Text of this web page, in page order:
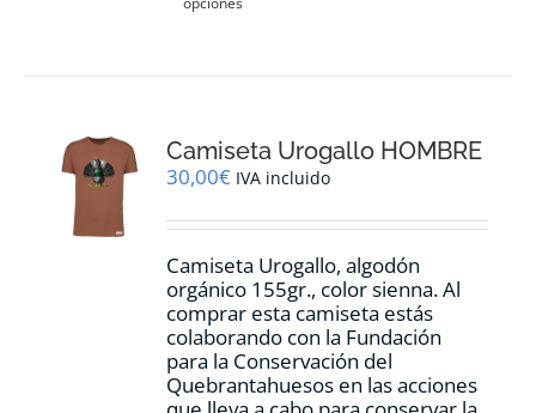
se
pueden
en
página
de
producto
Camiseta Urogallo HOMBRE
30,00€ IVA incluido
Camiseta Urogallo, algodón
orgánico 155gr., color sienna. Al
comprar esta camiseta estás
colaborando con la Fundación
para la Conservación del
Quebrantahuesos en las acciones